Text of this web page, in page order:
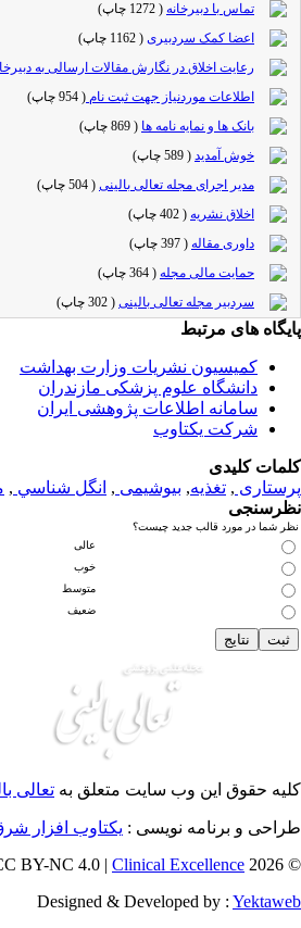
تماس با دبیرخانه (
)
اعضا کمک سردبیری (
)
رعایت اخلاق در نگارش مقالات ارسالی به
اطلاعات موردنیاز جهت ثبت نام (
)
بانک ها و نمایه نامه ها (
)
خوش آمدید (
)
مدیر اجرای مجله تعالی بالینی (
)
اخلاق نشریه (
)
داوری مقاله (
)
حمایت مالی مجله (
)
سردبیر مجله تعالی بالینی (
)
پایگاه های مرتبط
کمیسیون نشریات وزارت بهداشت
دانشگاه علوم پزشکی مازندران
سامانه اطلاعات پژوهشی ایران
شرکت یکتاوب
کلمات کلیدی
پرستاری , تغذيه, بیوشیمی , انگل شناسي ,
نظرسنجی
نظر شما در مورد قالب جدید چیست؟
عالی
خوب
متوسط
ضعیف
کلیه حقوق این وب سایت متعلق به تعالی
طراحی و برنامه نویسی : یکتاوب افزار
© 2026 CC BY-NC 4.0 |
Clinical Excellence
Designed & Developed by : Yektaweb